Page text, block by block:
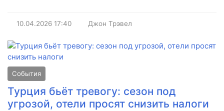
10.04.2026 17:40 Джон Трэвел
События
Турция бьёт тревогу: сезон под
угрозой, отели просят снизить налоги